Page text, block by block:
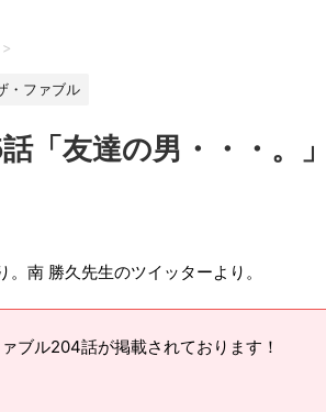
>
ファブル
「友達の男・・・。
南 勝久先生のツイッターより。
ブル204話が掲載されております！